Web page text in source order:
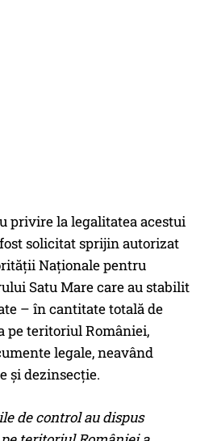
privire la legalitatea acestui
solicitat sprijin autorizat
Naționale pentru
Satu Mare care au stabilit
– în cantitate totală de
pe teritoriul României,
legale, neavând
și dezinsecție.
de control au dispus